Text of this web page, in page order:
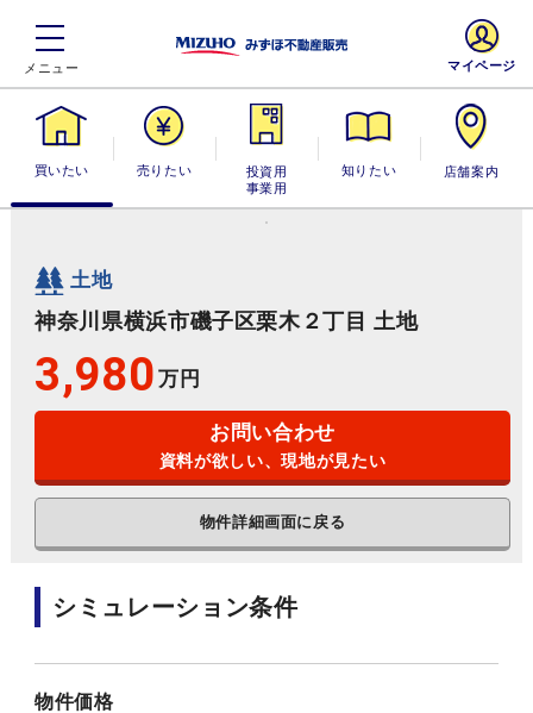
買いたい 売りたい
投資用・事業
用
知りたい 店舗案内
マイページ
土地
神奈川県横浜市磯子区栗木２丁目 土地
3,980 万円
お問い合わせ
資料が欲しい、現地が見たい
物件詳細画面に戻る
シミュレーション条件
物件価格